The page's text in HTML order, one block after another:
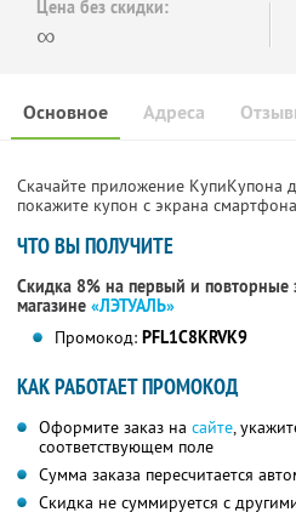
Цена без скидки:
∞
Основное Адреса
Скачайте приложение КупиКупона
покажите купон с экрана
ЧТО ВЫ ПОЛУЧИТЕ
Скидка 8% на первый и повторные
магазине «ЛЭТУАЛЬ»
Промокод: PFL1C8KRVK9
КАК РАБОТАЕТ ПРОМОКОД
Оформите заказ на сайте,
соответствующем поле
Сумма заказа пересчитается
Скидка не суммируется с